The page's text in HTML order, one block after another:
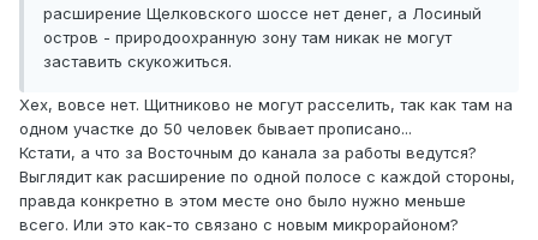
расширение Щелковского шоссе нет денег, а Лосиный
остров - природоохранную зону там никак не могут
заставить скукожиться.
Хех, вовсе нет. Щитниково не могут расселить, так как там на
одном участке до 50 человек бывает прописано...
Кстати, а что за Восточным до канала за работы ведутся?
Выглядит как расширение по одной полосе с каждой стороны,
правда конкретно в этом месте оно было нужно меньше
всего. Или это как-то связано с новым микрорайоном?